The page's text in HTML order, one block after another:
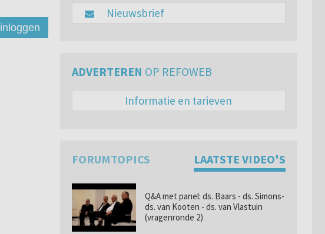
inloggen
Nieuwsbrief
ADVERTEREN OP REFOWEB
Informatie en tarieven
FORUMTOPICS LAATSTE VIDEO'S
Q&A met panel: ds. Baars - ds. Simons-
ds. van Kooten - ds. van Vlastuin
(vragenronde 2)